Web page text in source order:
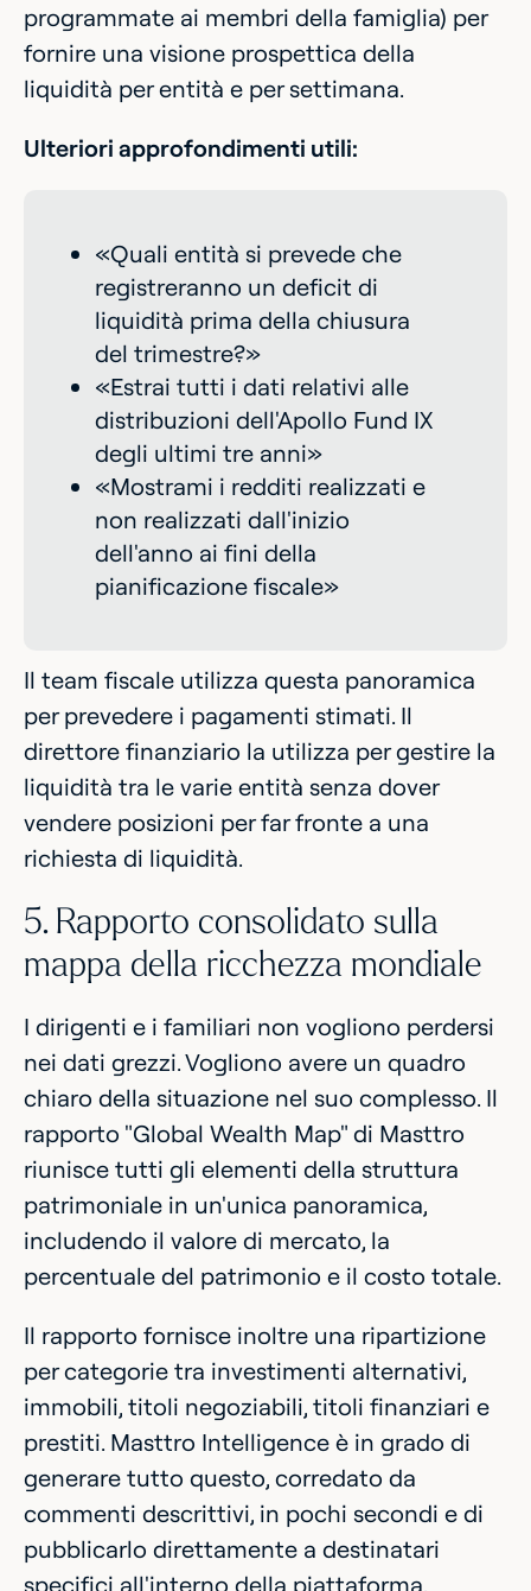
programmate ai membri della famiglia) per
fornire una visione prospettica della
liquidità per entità e per settimana.
Ulteriori approfondimenti utili:
«Quali entità si prevede che
registreranno un deficit di
liquidità prima della chiusura
del trimestre?»
«Estrai tutti i dati relativi alle
distribuzioni dell'Apollo Fund IX
degli ultimi tre anni»
«Mostrami i redditi realizzati e
non realizzati dall'inizio
dell'anno ai fini della
pianificazione fiscale»
Il team fiscale utilizza questa panoramica
per prevedere i pagamenti stimati. Il
direttore finanziario la utilizza per gestire la
liquidità tra le varie entità senza dover
vendere posizioni per far fronte a una
richiesta di liquidità.
5. Rapporto consolidato sulla
mappa della ricchezza mondiale
I dirigenti e i familiari non vogliono perdersi
nei dati grezzi. Vogliono avere un quadro
chiaro della situazione nel suo complesso. Il
rapporto "Global Wealth Map" di Masttro
riunisce tutti gli elementi della struttura
patrimoniale in un'unica panoramica,
includendo il valore di mercato, la
percentuale del patrimonio e il costo totale.
Il rapporto fornisce inoltre una ripartizione
per categorie tra investimenti alternativi,
immobili, titoli negoziabili, titoli finanziari e
prestiti. Masttro Intelligence è in grado di
generare tutto questo, corredato da
commenti descrittivi, in pochi secondi e di
pubblicarlo direttamente a destinatari
specifici all'interno della piattaforma.